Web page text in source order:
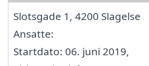
Slotsgade 1, 4200 Slagelse
Ansatte:
Startdato: 06. juni 2019,